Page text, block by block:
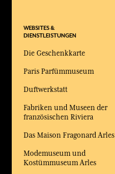
WEBSITES &
DIENSTLEISTUNGEN
Die Geschenkkarte
Paris Parfümmuseum
Duftwerkstatt
Fabriken und Museen der
französischen Riviera
Das Maison Fragonard Arles
Modemuseum und
Kostümmuseum Arles